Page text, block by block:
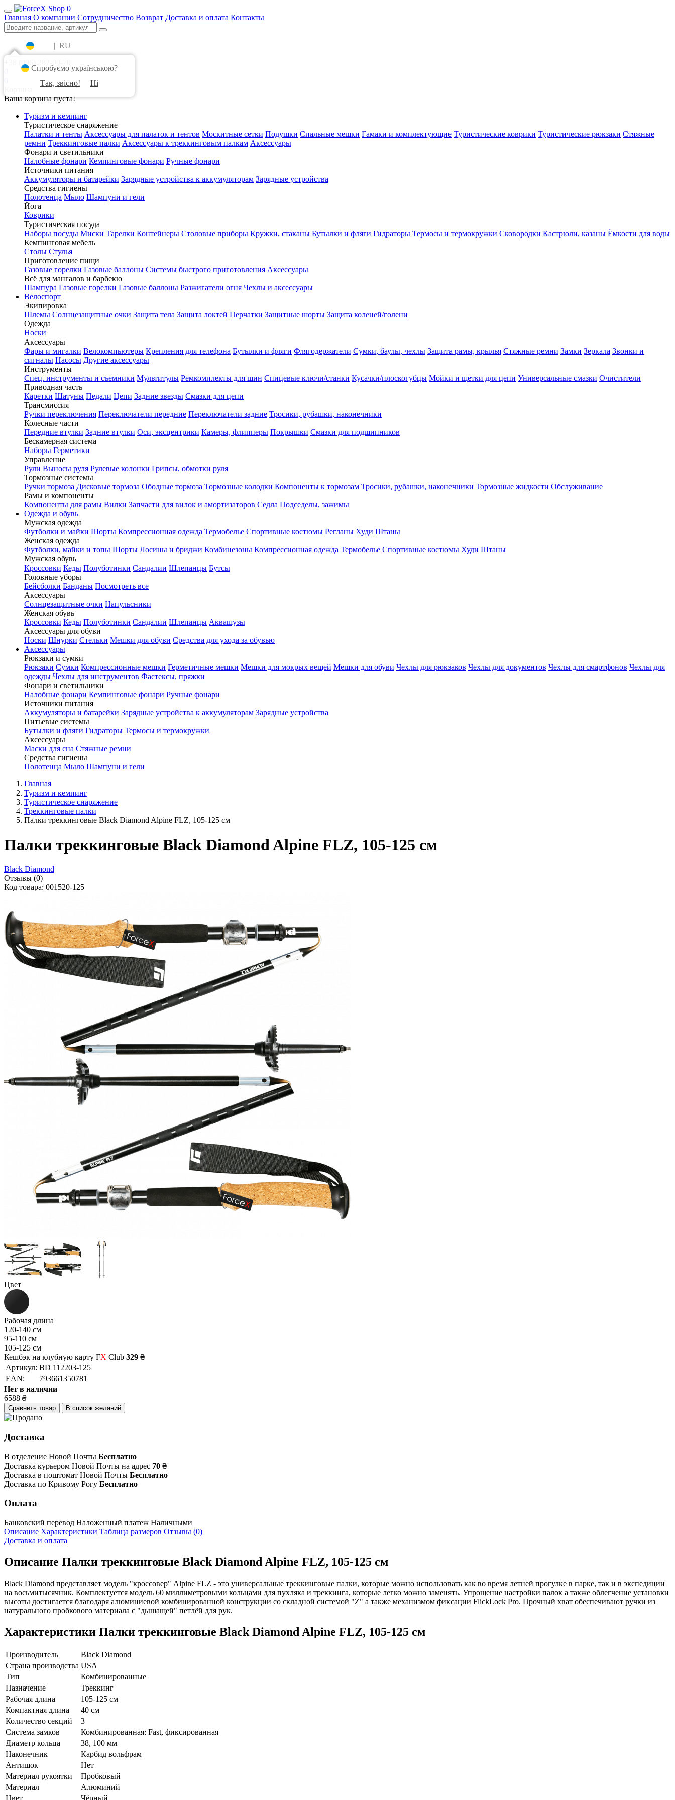
0
Главная О компании Сотрудничество Возврат Доставка и оплата Контакты
| RU
+38 (096) 282-00-70
Ваша корзина пуста!
Туризм и кемпинг
Туристическое снаряжение
Палатки и тенты Аксессуары для палаток и тентов Москитные сетки Подушки Спальные мешки Гамаки и комплектующие Туристические коврики Туристические рюкзаки Стяжные
ремни Треккинговые палки Аксессуары к треккинговым палкам Аксессуары
Фонари и светильники
Налобные фонари Кемпинговые фонари Ручные фонари
Источники питания
Аккумуляторы и батарейки Зарядные устройства к аккумуляторам Зарядные устройства
Средства гигиены
Полотенца Мыло Шампуни и гели
Йога
Коврики
Туристическая посуда
Наборы посуды Миски Тарелки Контейнеры Столовые приборы Кружки, стаканы Бутылки и фляги Гидраторы Термосы и термокружки Сковородки Кастрюли, казаны Ёмкости для воды
Кемпинговая мебель
Столы Стулья
Приготовление пищи
Газовые горелки Газовые баллоны Системы быстрого приготовления Аксессуары
Всё для мангалов и барбекю
Шампура Газовые горелки Газовые баллоны Разжигатели огня Чехлы и аксессуары
Велоспорт
Экипировка
Шлемы Солнцезащитные очки Защита тела Защита локтей Перчатки Защитные шорты Защита коленей/голени
Одежда
Носки
Аксессуары
Фары и мигалки Велокомпьютеры Крепления для телефона Бутылки и фляги Флягодержатели Сумки, баулы, чехлы Защита рамы, крылья Стяжные ремни Замки Зеркала Звонки и
сигналы Насосы Другие аксессуары
Инструменты
Спец. инструменты и съемники Мультитулы Ремкомплекты для шин Спицевые ключи/станки Кусачки/плоскогубцы Мойки и щетки для цепи Универсальные смазки Очистители
Приводная часть
Каретки Шатуны Педали Цепи Задние звезды Смазки для цепи
Трансмиссия
Ручки переключения Переключатели передние Переключатели задние Тросики, рубашки, наконечники
Колесные части
Передние втулки Задние втулки Оси, эксцентрики Камеры, флипперы Покрышки Смазки для подшипников
Бескамерная система
Наборы Герметики
Управление
Рули Выносы руля Рулевые колонки Грипсы, обмотки руля
Тормозные системы
Ручки тормоза Дисковые тормоза Ободные тормоза Тормозные колодки Компоненты к тормозам Тросики, рубашки, наконечники Тормозные жидкости Обслуживание
Рамы и компоненты
Компоненты для рамы Вилки Запчасти для вилок и амортизаторов Седла Подседелы, зажимы
Одежда и обувь
Мужская одежда
Футболки и майки Шорты Компрессионная одежда Термобелье Спортивные костюмы Регланы Худи Штаны
Женская одежда
Футболки, майки и топы Шорты Лосины и бриджи Комбинезоны Компрессионная одежда Термобелье Спортивные костюмы Худи Штаны
Мужская обувь
Кроссовки Кеды Полуботинки Сандалии Шлепанцы Бутсы
Головные уборы
Бейсболки Банданы Посмотреть все
Аксессуары
Солнцезащитные очки Напульсники
Женская обувь
Кроссовки Кеды Полуботинки Сандалии Шлепанцы Аквашузы
Аксессуары для обуви
Носки Шнурки Стельки Мешки для обуви Средства для ухода за обувью
Аксессуары
Рюкзаки и сумки
Рюкзаки Сумки Компрессионные мешки Герметичные мешки Мешки для мокрых вещей Мешки для обуви Чехлы для рюкзаков Чехлы для документов Чехлы для смартфонов Чехлы для
одежды Чехлы для инструментов Фастексы, пряжки
Фонари и светильники
Налобные фонари Кемпинговые фонари Ручные фонари
Источники питания
Аккумуляторы и батарейки Зарядные устройства к аккумуляторам Зарядные устройства
Питьевые системы
Бутылки и фляги Гидраторы Термосы и термокружки
Аксессуары
Маски для сна Стяжные ремни
Средства гигиены
Полотенца Мыло Шампуни и гели
Главная
Туризм и кемпинг
Туристическое снаряжение
Треккинговые палки
Палки треккинговые Black Diamond Alpine FLZ, 105-125 см
Палки треккинговые Black Diamond Alpine FLZ, 105-125 см
Black Diamond
Отзывы (0)
Код товара: 001520-125
Цвет
Рабочая длина
120-140 см
95-110 см
105-125 см
Кешбэк на клубную карту FX Club 329 ₴
Артикул: BD 112203-125
EAN:
793661350781
Нет в наличии
6588 ₴
Сравнить товар В список желаний
Доставка
В отделение Новой Почты Бесплатно
Доставка курьером Новой Почты на адрес 70 ₴
Доставка в поштомат Новой Почты Бесплатно
Доставка по Кривому Рогу Бесплатно
Оплата
Банковский перевод Наложенный платеж Наличными
Описание Характеристики Таблица размеров Отзывы (0)
Доставка и оплата
Описание Палки треккинговые Black Diamond Alpine FLZ, 105-125 см
Black Diamond представляет модель "кроссовер" Alpine FLZ - это универсальные треккинговые палки, которые можно использовать как во время летней прогулке в парке, так и в экспедиции
на восьмитысячник. Комплектуется модель 60 миллиметровыми кольцами для пухляка и треккинга, которые легко можно заменять. Упрощение настройки палок а также облегчение установки
высоты достигается благодаря алюминиевой комбинированной конструкции со складной системой "Z" а также механизмом фиксации FlickLock Pro. Прочный хват обеспечивают ручки из
натурального пробкового материала с "дышащей" петлёй для рук.
Характеристики Палки треккинговые Black Diamond Alpine FLZ, 105-125 см
Производитель
Black Diamond
Страна производства USA
Тип
Комбинированные
Назначение
Треккинг
Рабочая длина
105-125 см
Компактная длина
40 см
Количество секций
3
Система замков
Комбинированная: Fast, фиксированная
Диаметр кольца
38, 100 мм
Наконечник
Карбид вольфрам
Антишок
Нет
Материал рукоятки
Пробковый
Материал
Алюминий
Цвет
Чёрный
Спробуємо українською?
Так, звісно!
Ні